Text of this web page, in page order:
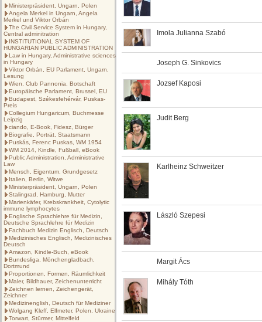
Ministerpräsident, Ungarn, Polen
Angela Merkel in Ungarn, Angela
Merkel und Viktor Orbán
The Civil Service System in Hungary,
Central adminitration
INSTITUTIONAL SYSTEM OF
HUNGARIAN PUBLIC ADMINISTRATION
Law in Hungary, Administrative sciences
in Hungary
Viktor Orbán, EU Parlament, Ungarn,
Lesung
Wien, Club Pannonia, Botschaft
Europäische Parlament, Brussel, EU
Budapest, Székesfehérvár, Puskas-
Preis
Collegium Hungaricum, Buchmesse
Leipzig
ciando, E-Book, Fidesz, Bürger
Biografie, Porträt, Staatsmann
Puskás, Ferenc Puskas, WM 1954
WM 2014, Kindle, Fußball, eBook
Public Administration, Administrative
Law
Mensch, Eigentum, Grundgesetz
Italien, Berlin, Witwe
Ministerpräsident, Ungarn, Polen
Stalingrad, Hamburg, Mutter
Marienkäfer, Krebskrankheit, Cytolytic
immune lymphocytes
Englische Sprachlehre für Medizin,
Deutsche Sprachlehre für Medizin
Fachbuch Medizin Englisch, Deutsch
Medizinisches Englisch, Medizinisches
Deutsch
Amazon, Kindle-Buch, eBook
Bundesliga, Mönchengladbach,
Dortmund
Proportionen, Formen, Räumlichkeit
Maler, Bildhauer, Zeichenunterricht
Zeichnen lernen, Zeichengerät,
Zeichner
Medizinenglish, Deutsch für Mediziner
Wolgang Kleff, Elfmeter, Polen, Ukraine
Torwart, Stürmer, Mittelfeld
Imola Julianna Szabó
Joseph G. Sinkovics
Jozsef Kaposi
Judit Berg
Karlheinz Schweitzer
László Szepesi
Margit Ács
Mihály Tóth